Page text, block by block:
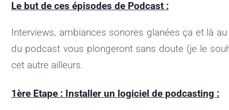
Le but de ces épisodes de Podcast :
Interviews, ambiances sonores glanées ça et là
du podcast vous plongeront sans doute (je le
cet autre ailleurs.
1ère Etape : Installer un logiciel de podcasting :